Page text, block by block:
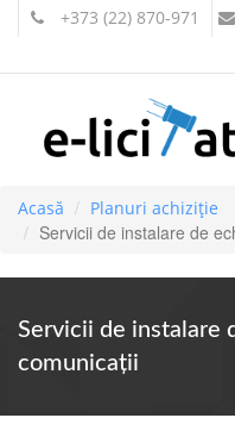
+373 (22) 870-971
Acasă Planuri achiziție
Servicii de instalare de
Servicii de instalare
comunicaţii